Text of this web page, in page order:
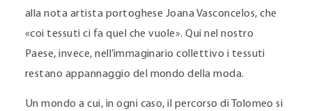
alla nota artista portoghese Joana Vasconcelos, che
«coi tessuti ci fa quel che vuole». Qui nel nostro
Paese, invece, nell’immaginario collettivo i tessuti
restano appannaggio del mondo della moda.
Un mondo a cui, in ogni caso, il percorso di Tolomeo si